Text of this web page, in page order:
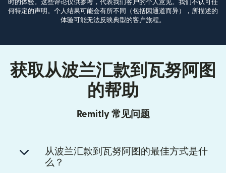
时的体验。这些评论仅供参考，代表我们客户的个人意见。我们不认可任
何特定的声明。个人结果可能会有所不同（包括因通道而异），所描述的
体验可能无法反映典型的客户旅程。
获取从波兰汇款到瓦努阿图
的帮助
Remitly 常见问题
从波兰汇款到瓦努阿图的最佳方式是什
么？